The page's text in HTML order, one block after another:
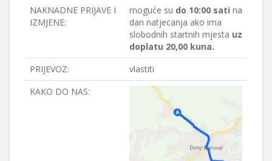
NAKNADNE PRIJAVE I
IZMJENE:
moguće su do 10:00 sati na
dan natjecanja ako ima
slobodnih startnih mjesta uz
doplatu 20,00 kuna.
PRIJEVOZ:
vlastiti
KAKO DO NAS: